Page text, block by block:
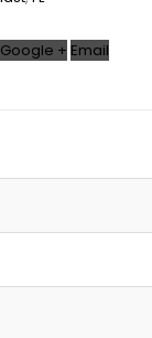
Google + Email